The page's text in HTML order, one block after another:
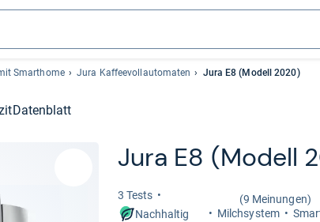
Smarthome Jura Kaffeevollautomaten Jura E8 (Modell 2020)
Datenblatt
Jura E8 (Modell
3 Tests
(9 Meinungen)
Nachhaltig
Milch­sys­tem